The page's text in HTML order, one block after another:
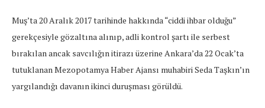
Muş’ta 20 Aralık 2017 tarihinde hakkında “ciddi ihbar olduğu”
gerekçesiyle gözaltına alınıp, adli kontrol şartı ile serbest
bırakılan ancak savcılığın itirazı üzerine Ankara’da 22 Ocak’ta
tutuklanan Mezopotamya Haber Ajansı muhabiri Seda Taşkın’ın
yargılandığı davanın ikinci duruşması görüldü.